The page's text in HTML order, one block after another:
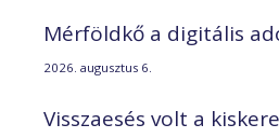
Mérföldkő a digitális
2026. augusztus 6.
Visszaesés volt a